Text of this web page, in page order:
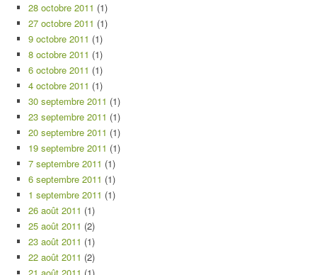
28 octobre 2011 (1)
27 octobre 2011 (1)
9 octobre 2011 (1)
8 octobre 2011 (1)
6 octobre 2011 (1)
4 octobre 2011 (1)
30 septembre 2011 (1)
23 septembre 2011 (1)
20 septembre 2011 (1)
19 septembre 2011 (1)
7 septembre 2011 (1)
6 septembre 2011 (1)
1 septembre 2011 (1)
26 août 2011 (1)
25 août 2011 (2)
23 août 2011 (1)
22 août 2011 (2)